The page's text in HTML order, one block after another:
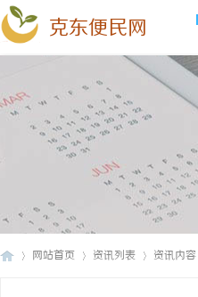
克东便民网
网站首页 资讯列表 资讯内容